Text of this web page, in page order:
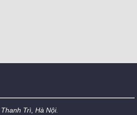
Trì, Hà Nội.